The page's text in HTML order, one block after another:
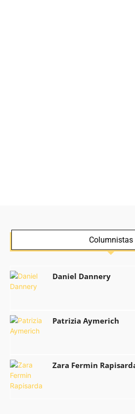
Columnistas
Daniel Dannery
Patrizia Aymerich
Zara Fermin